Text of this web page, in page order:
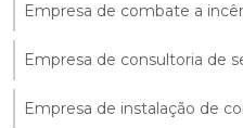
Empresa de combate a
Empresa de consultoria de
Empresa de instalação de